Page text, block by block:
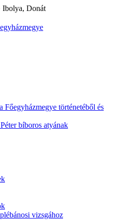
Ibolya, Donát
Főegyházmegye történetéből és
bíboros atyának
vizsgához